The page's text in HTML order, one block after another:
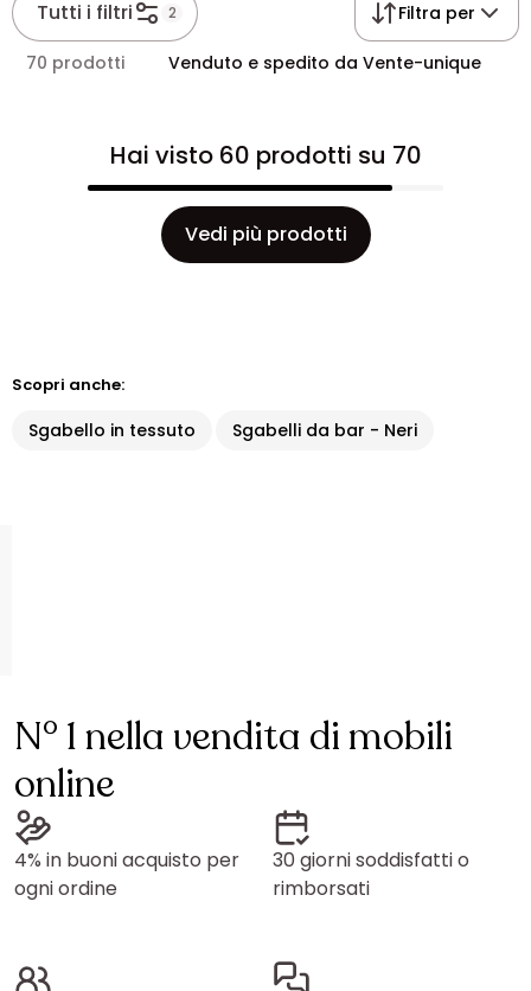
Tutti i filtri 2 Filtra per
70 prodotti Venduto e spedito da Vente-unique
Hai visto 60 prodotti su 70
Vedi più prodotti
Scopri anche:
Sgabello in tessuto Sgabelli da bar - Neri
N° 1 nella vendita di mobili
online
4% in buoni acquisto per
ogni ordine
30 giorni soddisfatti o
rimborsati